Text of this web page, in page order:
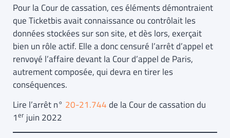
Pour la Cour de cassation, ces éléments démontraient
que Ticketbis avait connaissance ou contrôlait les
données stockées sur son site, et dès lors, exerçait
bien un rôle actif. Elle a donc censuré l’arrêt d’appel et
renvoyé l’affaire devant la Cour d’appel de Paris,
autrement composée, qui devra en tirer les
conséquences.
Lire l’arrêt n° 20-21.744de la Cour de cassation du
1er juin 2022